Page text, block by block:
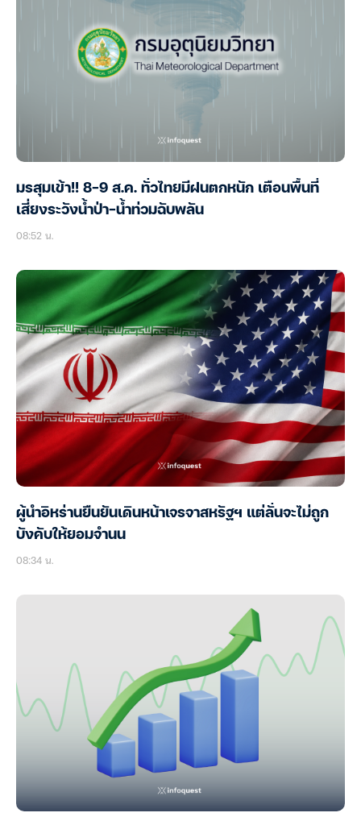
มรสุมเข้า!! 8-9 ส.ค. ทั่วไทยมีฝนตกหนัก เตือนพื้นที่
เสี่ยงระวังน้ำป่า-น้ำท่วมฉับพลัน
08:52 น.
ผู้นำอิหร่านยืนยันเดินหน้าเจรจาสหรัฐฯ แต่ลั่นจะไม่ถูก
บังคับให้ยอมจำนน
08:34 น.